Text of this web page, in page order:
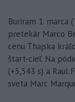
Buriram 1. marca
pretekár Marco
cenu Thajska
štart-cieľ. Na
(+5,543 s) a Raul
sveta Marc